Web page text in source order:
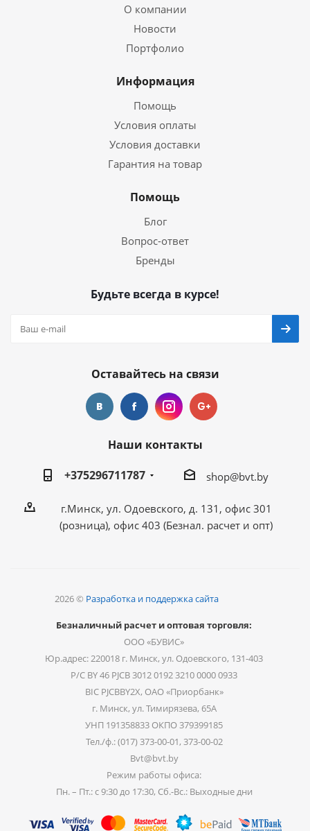
О компании
Новости
Портфолио
Информация
Помощь
Условия оплаты
Условия доставки
Гарантия на товар
Помощь
Блог
Вопрос-ответ
Бренды
Будьте всегда в курсе!
Оставайтесь на связи
Наши контакты
+375296711787
shop@bvt.by
г.Минск, ул. Одоевского, д. 131, офис 301
(розница), офис 403 (Безнал. расчет и опт)
2026 © Разработка и поддержка сайта
Безналичный расчет и оптовая торговля:
ООО «БУВИС»
Юр.адрес: 220018 г. Минск, ул. Одоевского, 131-403
Р/С BY 46 PJCB 3012 0192 3210 0000 0933
BIC PJCBBY2X, ОАО «Приорбанк»
г. Минск, ул. Тимирязева, 65А
УНП 191358833 ОКПО 379399185
Тел./ф.: (017) 373-00-01, 373-00-02
Bvt@bvt.by
Режим работы офиса:
Пн. – Пт.: с 9:30 до 17:30, Сб.-Вс.: Выходные дни